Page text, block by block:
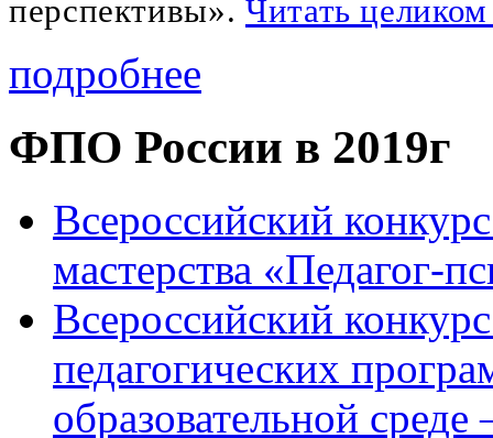
перспективы». Читать
подробнее
ФПО России в 2019г
Всероссийский
мастерства «Педагог-
Всероссийский
педагогических
образовательной